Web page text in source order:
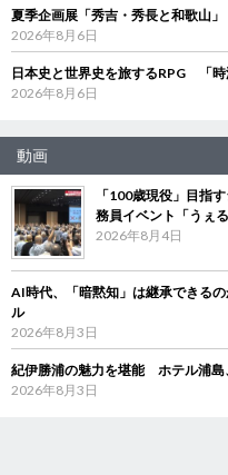
夏季企画展「秀吉・秀長と和歌山
2026年8月6日
日本史と世界史を旅するRPG 「
2026年8月6日
動画
「100歳現役」目指
務員イベント「うぇ
2026年8月4日
AI時代、「暗黙知」は継承できる
ル
2026年8月3日
紀伊勝浦の魅力を堪能 ホテル浦島
2026年8月3日